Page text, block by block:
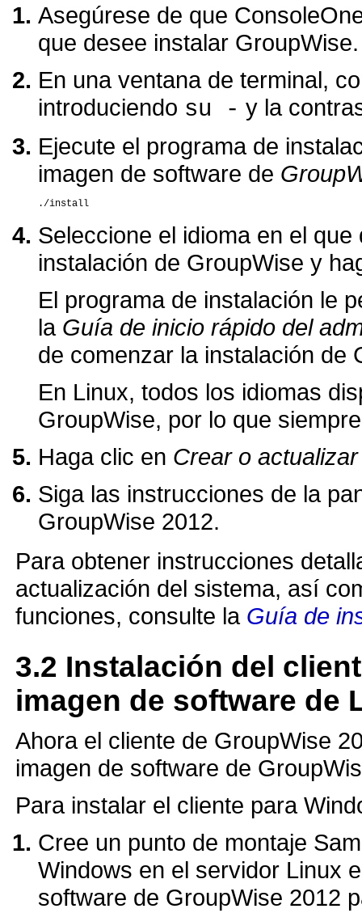
Asegúrese de que
que desee instalar GroupWise.
En una ventana de terminal,
introduciendo su - y la
Ejecute el programa de
imagen de software de
Seleccione el idioma en el
instalación de GroupWise y
El programa de instalación le
la Guía de inicio rápido del
de comenzar la instalación de
En Linux, todos los idiomas
GroupWise, por lo que
Haga clic en Crear o
Siga las instrucciones de la
GroupWise 2012.
Para obtener instrucciones
actualización del sistema, así
funciones, consulte la Guía de
3.2 Instalación del
imagen de software de
Ahora el cliente de GroupWise
imagen de software de
Para instalar el cliente para
Cree un punto de montaje
Windows en el servidor Linux
software de GroupWise 2012